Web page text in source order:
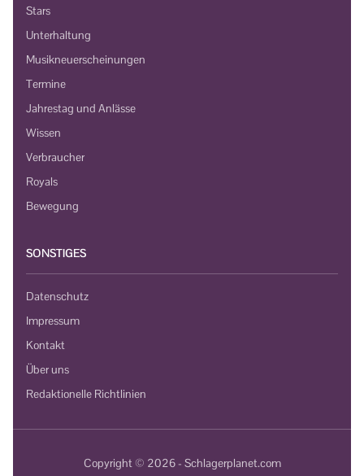
Stars
Unterhaltung
Musikneuerscheinungen
Termine
Jahrestag und Anlässe
Wissen
Verbraucher
Royals
Bewegung
SONSTIGES
Datenschutz
Impressum
Kontakt
Über uns
Redaktionelle Richtlinien
Copyright © 2026 - Schlagerplanet.com